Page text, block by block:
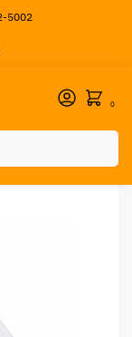
5002
0
s, 1x RJ-45, 2.4-2.4835GHz, 2 Antenas Internas